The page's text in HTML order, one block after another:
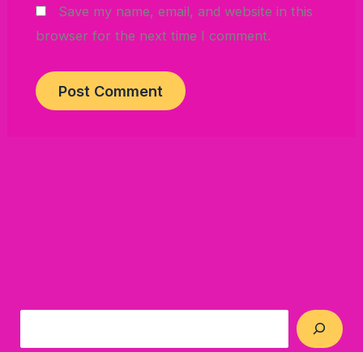
Save my name, email, and website in this
browser for the next time I comment.